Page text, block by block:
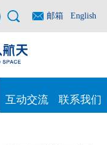
邮箱 English
互动交流 联系我们